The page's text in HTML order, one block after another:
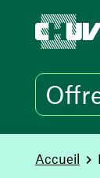
You are
Accueil